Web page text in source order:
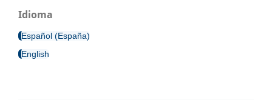
Idioma
Español (España)
English